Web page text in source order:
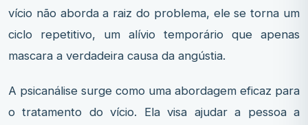
vício não aborda a raiz do problema, ele se torna um
ciclo repetitivo, um alívio temporário que apenas
mascara a verdadeira causa da angústia.
A psicanálise surge como uma abordagem eficaz para
o tratamento do vício. Ela visa ajudar a pessoa a